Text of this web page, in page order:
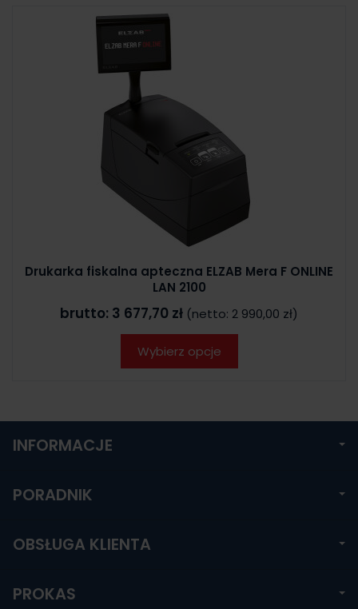
Drukarka fiskalna apteczna ELZAB Mera F ONLINE
LAN 2100
brutto: 3 677,70 zł (netto: 2 990,00 zł)
Wybierz opcje
INFORMACJE
PORADNIK
OBSŁUGA KLIENTA
PROKAS